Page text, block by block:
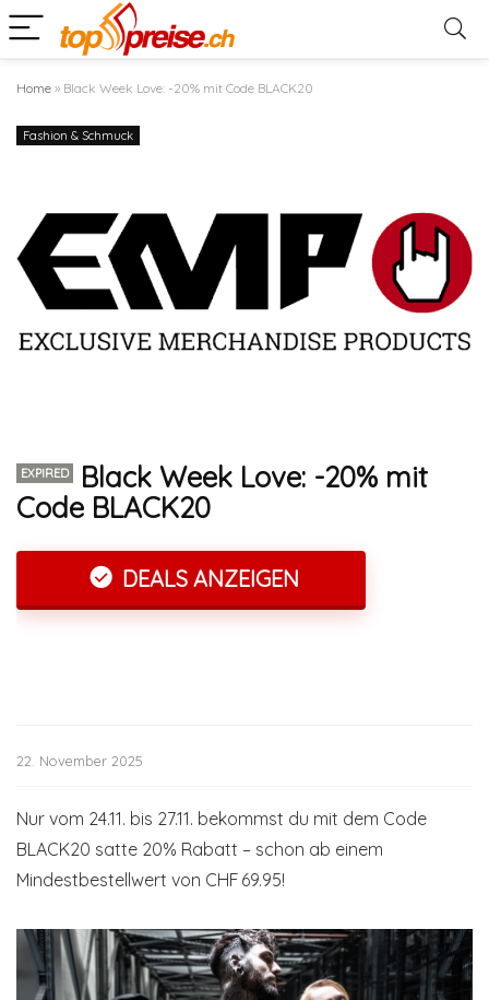
Home » Black Week Love: -20% mit Code BLACK20
Fashion & Schmuck
EXPIRED
Black Week Love: -20% mit
Code BLACK20
DEALS ANZEIGEN
22. November 2025
Nur vom 24.11. bis 27.11. bekommst du mit dem Code
BLACK20 satte 20% Rabatt – schon ab einem
Mindestbestellwert von CHF 69.95!